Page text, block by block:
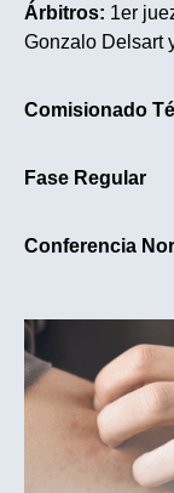
Árbitros: 1er
Gonzalo Delsart
Comisionado
Fase Regular
Conferencia